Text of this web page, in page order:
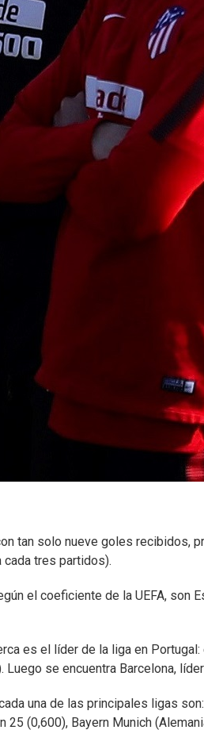
tan solo nueve goles recibidos,
cada tres partidos).
el coeficiente de la UEFA, son
es el líder de la liga en
se encuentra Barcelona,
una de las principales ligas
(0,600), Bayern Munich